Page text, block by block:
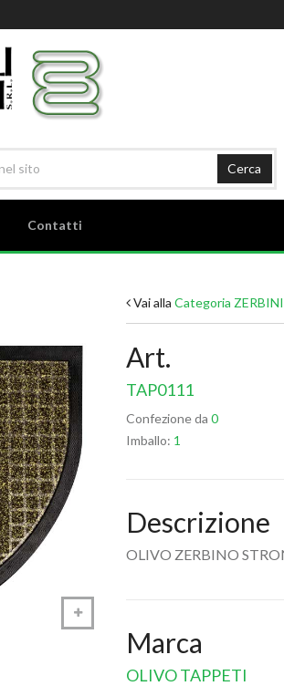
Cerca
Contatti
Vai alla Categoria ZERBINI
Art.
TAP0111
Confezione da 0
Imballo: 1
Descrizione
OLIVO ZERBINO
Marca
OLIVO TAPPETI